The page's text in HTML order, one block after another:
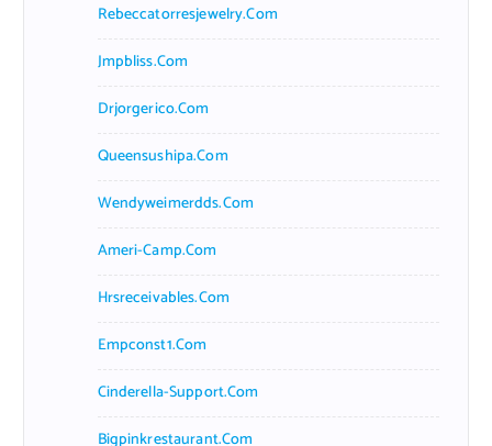
Rebeccatorresjewelry.com
Jmpbliss.com
Drjorgerico.com
Queensushipa.com
Wendyweimerdds.com
Ameri-Camp.com
Hrsreceivables.com
Empconst1.com
Cinderella-Support.com
Bigpinkrestaurant.com